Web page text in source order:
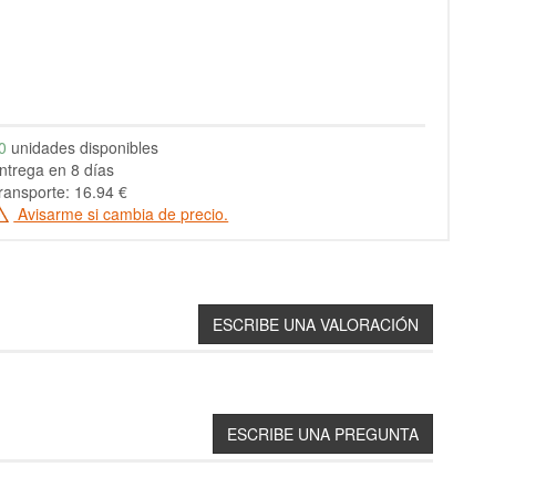
unidades disponibles
en 8 días
16.94 €
Avisarme si cambia de precio.